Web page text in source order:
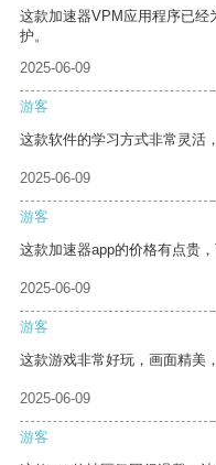
这款加速器VPM应用程序已经
护。
2025-06-09
游客
这款软件的学习方式非常灵活
2025-06-09
游客
这款加速器app的价格有点贵
2025-06-09
游客
这款游戏非常好玩，画面精美
2025-06-09
游客